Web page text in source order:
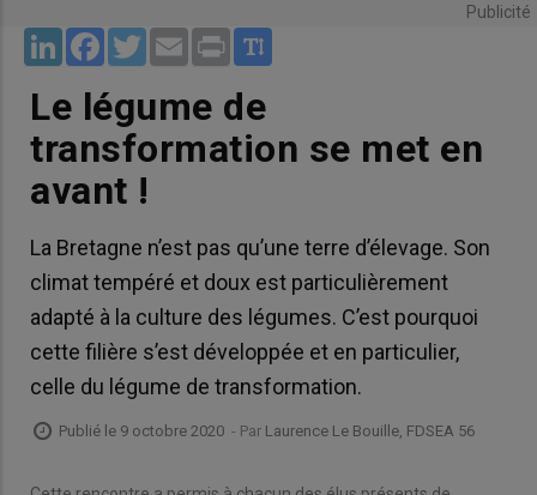
Publicité
LinkedInFacebookTwitterEmail Print
Le légume de
transformation se met en
avant !
La Bretagne n’est pas qu’une terre d’élevage. Son
climat tempéré et doux est particulièrement
adapté à la culture des légumes. C’est pourquoi
cette filière s’est développée et en particulier,
celle du légume de transformation.
Publié le 9 octobre 2020 - Par Laurence Le Bouille, FDSEA 56